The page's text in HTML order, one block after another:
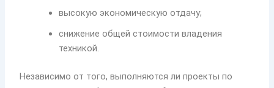
высокую экономическую отдачу;
снижение общей стоимости владения
техникой.
Независимо от того, выполняются ли проекты по